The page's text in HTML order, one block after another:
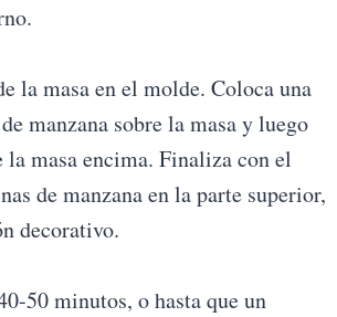
la masa en el molde. Coloca una
manzana sobre la masa y luego
masa encima. Finaliza con el
de manzana en la parte superior,
decorativo.
50 minutos, o hasta que un